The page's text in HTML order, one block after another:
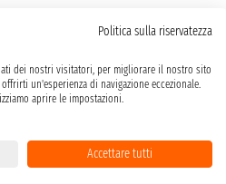
Politica sulla riservatezza
dei nostri visitatori, per migliorare il nostro sito
un'esperienza di navigazione eccezionale.
aprire le impostazioni.
Accettare tutti